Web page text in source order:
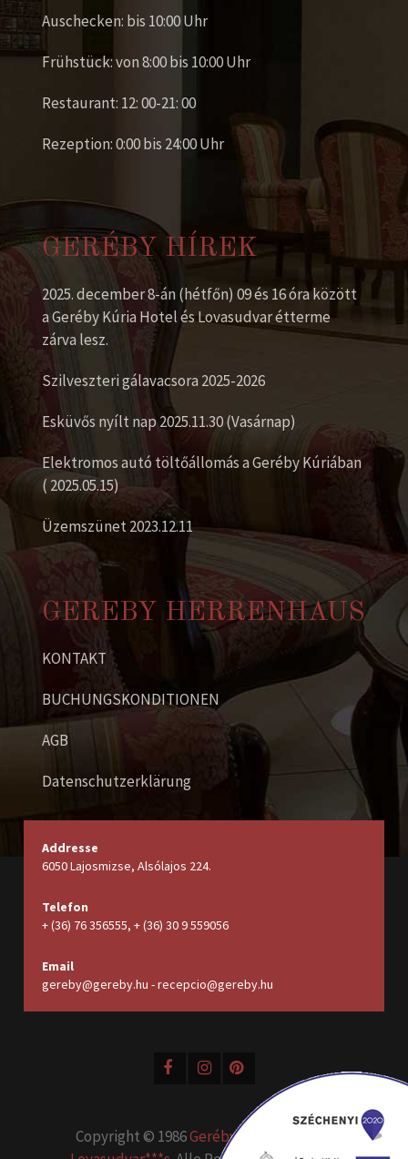
Auschecken: bis 10:00 Uhr
Frühstück: von 8:00 bis 10:00 Uhr
Restaurant: 12: 00-21: 00
Rezeption: 0:00 bis 24:00 Uhr
GERÉBY HÍREK
2025. december 8-án (hétfőn) 09 és 16 óra között
a Geréby Kúria Hotel és Lovasudvar étterme
zárva lesz.
Szilveszteri gálavacsora 2025-2026
Esküvős nyílt nap 2025.11.30 (Vasárnap)
Elektromos autó töltőállomás a Geréby Kúriában
( 2025.05.15)
Üzemszünet 2023.12.11
GEREBY HERRENHAUS
KONTAKT
BUCHUNGSKONDITIONEN
AGB
Datenschutzerklärung
Addresse
6050 Lajosmizse, Alsólajos 224.
Telefon
+ (36) 76 356555, + (36) 30 9 559056
Email
gereby@gereby.hu - recepcio@gereby.hu
Copyright © 1986Geréby Kúria Hotel és